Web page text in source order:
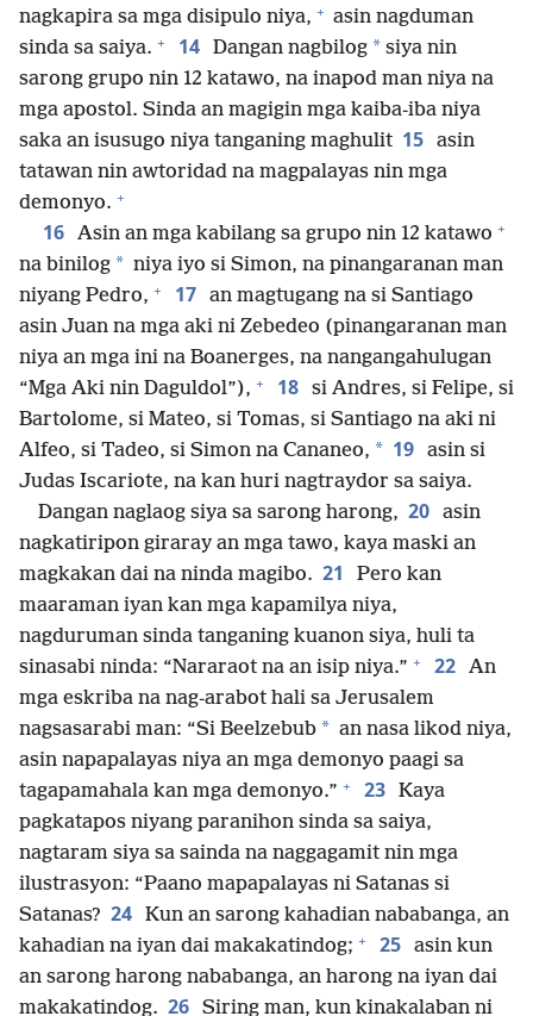
nagkapira sa mga disipulo niya, + asin nagduman
sinda sa saiya. + 14 Dangan nagbilog * siya nin
sarong grupo nin 12 katawo, na inapod man niya na
mga apostol. Sinda an magigin mga kaiba-iba niya
saka an isusugo niya tanganing maghulit 15 asin
tatawan nin awtoridad na magpalayas nin mga
demonyo. +
16 Asin an mga kabilang sa grupo nin 12 katawo +
na binilog * niya iyo si Simon, na pinangaranan man
niyang Pedro, + 17 an magtugang na si Santiago
asin Juan na mga aki ni Zebedeo (pinangaranan man
niya an mga ini na Boanerges, na nangangahulugan
“Mga Aki nin Daguldol”), + 18 si Andres, si Felipe, si
Bartolome, si Mateo, si Tomas, si Santiago na aki ni
Alfeo, si Tadeo, si Simon na Cananeo, * 19 asin si
Judas Iscariote, na kan huri nagtraydor sa saiya.
Dangan naglaog siya sa sarong harong, 20 asin
nagkatiripon giraray an mga tawo, kaya maski an
magkakan dai na ninda magibo. 21
Pero kan
maaraman iyan kan mga kapamilya niya,
nagduruman sinda tanganing kuanon siya, huli ta
sinasabi ninda: “Nararaot na an isip niya.” + 22 An
mga eskriba na nag-arabot hali sa Jerusalem
nagsasarabi man: “Si Beelzebub * an nasa likod niya,
asin napapalayas niya an mga demonyo paagi sa
tagapamahala kan mga demonyo.” + 23 Kaya
pagkatapos niyang paranihon sinda sa saiya,
nagtaram siya sa sainda na naggagamit nin mga
ilustrasyon: “Paano mapapalayas ni Satanas si
Satanas? 24 Kun an sarong kahadian nababanga, an
kahadian na iyan dai makakatindog; + 25 asin kun
an sarong harong nababanga, an harong na iyan dai
makakatindog. 26 Siring man, kun kinakalaban ni